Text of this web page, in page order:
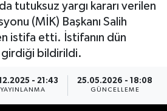
tutuksuz yargı kararı verilen
(MİK) Başkanı Salih
istifa etti. İstifanın dün
girdiği bildirildi.
- 21:43
YAYINLANMA
25.05.2026 - 18:08
GÜNCELLEME